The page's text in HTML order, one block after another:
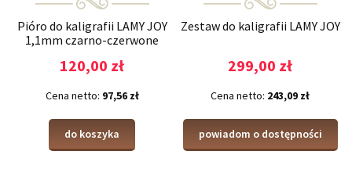
Pióro do kaligrafii LAMY JOY
1,1mm czarno-czerwone
120,00 zł
Cena netto: 97,56 zł
do koszyka
Zestaw do kaligrafii LAMY JOY
299,00 zł
Cena netto: 243,09 zł
powiadom o dostępności